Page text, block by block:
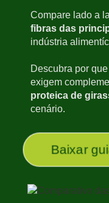
Compare lado a
fibras das
indústria
Descubra por
exigem
proteica de
cenário.
Baixar